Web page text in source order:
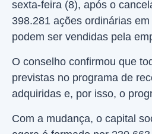
sexta-feira (8), após o
398.281 ações ordinárias
podem ser vendidas pela
O conselho confirmou que
previstas no programa de
adquiridas e, por isso, o
Com a mudança, o capital